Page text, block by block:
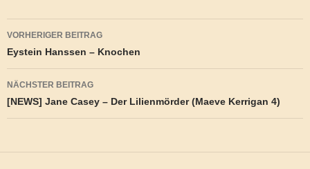
Beitragsnavigation
VORHERIGER BEITRAG
Eystein Hanssen – Knochen
NÄCHSTER BEITRAG
[NEWS] Jane Casey – Der Lilienmörder (Maeve Kerrigan 4)